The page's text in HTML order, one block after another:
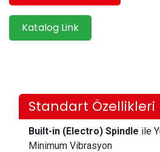
Katalog Link
Standart Özellikleri
Built-in (Electro) Spindle ile
Minimum Vibrasyon